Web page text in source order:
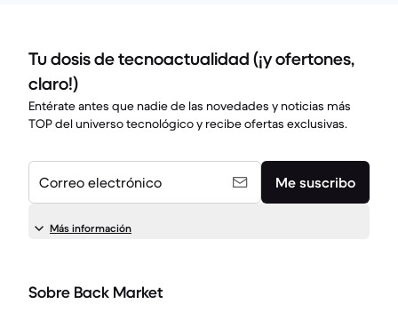
Tu dosis de tecnoactualidad (¡y ofertones,
claro!)
Entérate antes que nadie de las novedades y noticias más
TOP del universo tecnológico y recibe ofertas exclusivas.
Correo electrónico Me suscribo
Más información
Sobre Back Market